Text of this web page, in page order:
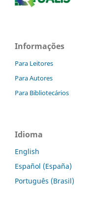
Informações
Para Leitores
Para Autores
Para Bibliotecários
Idioma
English
Español (España)
Português (Brasil)